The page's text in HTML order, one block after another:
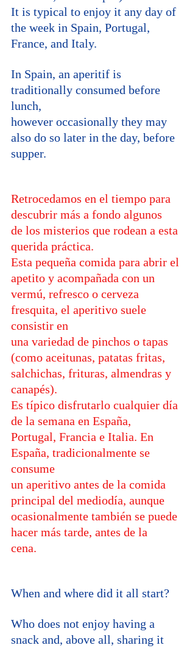
It is typical to enjoy it any day of
the week in Spain, Portugal,
France, and Italy.
In Spain, an aperitif is
traditionally consumed before
lunch,
however occasionally they may
also do so later in the day, before
supper.
Retrocedamos en el tiempo para
descubrir más a fondo algunos
de los misterios que rodean a esta
querida práctica.
Esta pequeña comida para abrir el
apetito y acompañada con un
vermú, refresco o cerveza
fresquita, el aperitivo suele
consistir en
una variedad de pinchos o tapas
(como aceitunas, patatas fritas,
salchichas, frituras, almendras y
canapés).
Es típico disfrutarlo cualquier día
de la semana en España,
Portugal, Francia e Italia. En
España, tradicionalmente se
consume
un aperitivo antes de la comida
principal del mediodía, aunque
ocasionalmente también se puede
hacer más tarde, antes de la
cena.
When and where did it all start?
Who does not enjoy having a
snack and, above all, sharing it